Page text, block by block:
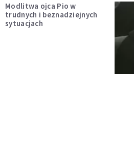
Modlitwa ojca Pio w
trudnych i beznadziejnych
sytuacjach